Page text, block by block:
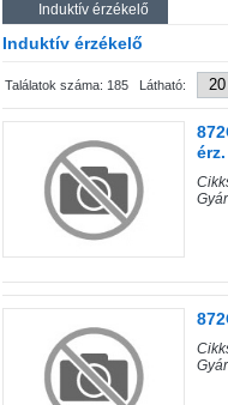
Induktív érzékelő
Induktív érzékelő
Találatok száma: 185 Látható:
érz.